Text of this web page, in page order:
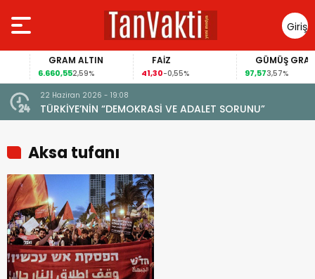
Giriş
Yap
GRAM ALTIN
6.660,552,59%
FAİZ
41,30-0,55%
GÜMÜŞ GRAM
97,573,57%
22 Haziran 2026 - 19:08
TÜRKİYE’NİN “DEMOKRASİ VE ADALET SORUNU”
Aksa tufanı